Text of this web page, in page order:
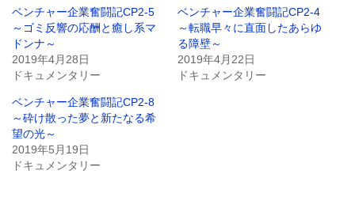
ベンチャー企業奮闘記CP2‐5
～ゴミ反響の応酬と癒し系マ
ドンナ～
2019年4月28日
ドキュメンタリー
ベンチャー企業奮闘記CP2-4
～転職早々に直面したあらゆ
る障壁～
2019年4月22日
ドキュメンタリー
ベンチャー企業奮闘記CP2-8
～砕け散った夢と新たなる希
望の光～
2019年5月19日
ドキュメンタリー